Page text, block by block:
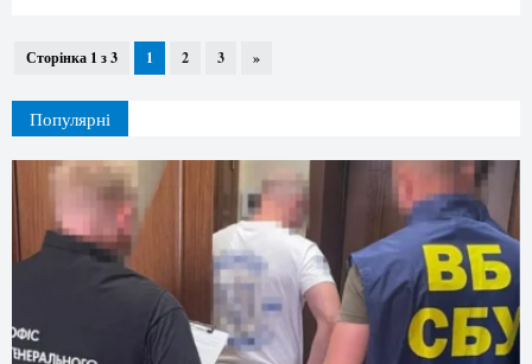
Сторінка 1 з 3 1 2 3 »
Популярні